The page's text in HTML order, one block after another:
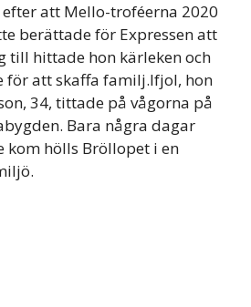
att Mello-troféerna 2020
berättade för Expressen att
till hittade hon kärleken och
för att skaffa familj.Ifjol, hon
34, tittade på vågorna på
Bara några dagar
kom hölls Bröllopet i en